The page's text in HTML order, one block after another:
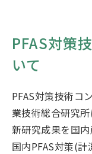
PFAS対策
いて
PFAS対策技術コ
業技術総合研究
新研究成果を国内
国内PFAS対策(